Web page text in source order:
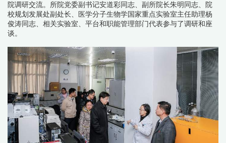
院调研交流。所院党委副书记安道彩同志、副所院长朱明同志、院
校规划发展处副处长、医学分子生物学国家重点实验室主任助理杨
俊涛同志、相关实验室、平台和职能管理部门代表参与了调研和座
谈。